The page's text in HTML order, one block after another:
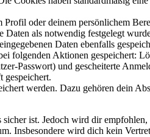
oder deinem persönlichem
als notwendig festgelegt
Daten ebenfalls
folgenden Aktionen gespeichert:
Passwort) und gescheiterte
gespeichert.
werden. Dazu gehören dein
ist. Jedoch wird dir
Insbesondere wird dich kein